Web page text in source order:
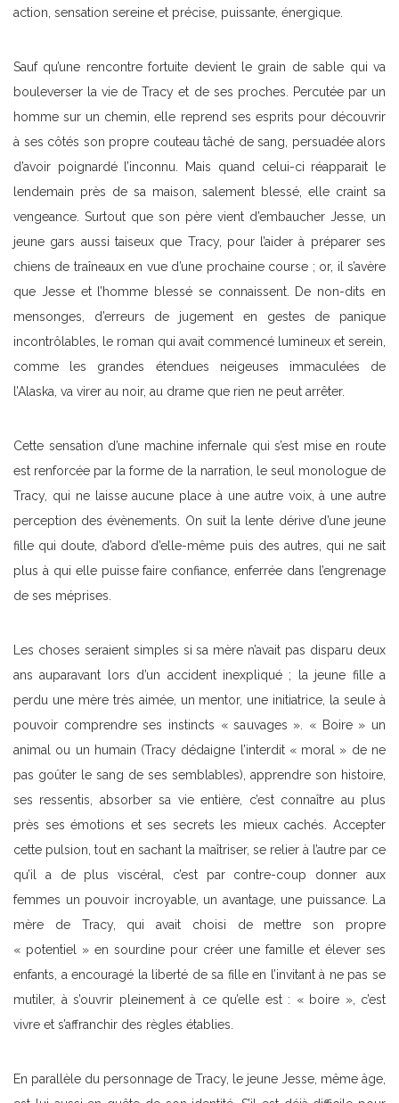
action, sensation sereine et précise, puissante, énergique.
Sauf qu’une rencontre fortuite devient le grain de sable qui va
bouleverser la vie de Tracy et de ses proches. Percutée par un
homme sur un chemin, elle reprend ses esprits pour découvrir
à ses côtés son propre couteau tâché de sang, persuadée alors
d’avoir poignardé l’inconnu. Mais quand celui-ci réapparait le
lendemain près de sa maison, salement blessé, elle craint sa
vengeance. Surtout que son père vient d’embaucher Jesse, un
jeune gars aussi taiseux que Tracy, pour l’aider à préparer ses
chiens de traîneaux en vue d’une prochaine course ; or, il s’avère
que Jesse et l’homme blessé se connaissent. De non-dits en
mensonges, d’erreurs de jugement en gestes de panique
incontrôlables, le roman qui avait commencé lumineux et serein,
comme les grandes étendues neigeuses immaculées de
l’Alaska, va virer au noir, au drame que rien ne peut arrêter.
Cette sensation d’une machine infernale qui s’est mise en route
est renforcée par la forme de la narration, le seul monologue de
Tracy, qui ne laisse aucune place à une autre voix, à une autre
perception des évènements. On suit la lente dérive d’une jeune
fille qui doute, d’abord d’elle-même puis des autres, qui ne sait
plus à qui elle puisse faire confiance, enferrée dans l’engrenage
de ses méprises.
Les choses seraient simples si sa mère n’avait pas disparu deux
ans auparavant lors d’un accident inexpliqué ; la jeune fille a
perdu une mère très aimée, un mentor, une initiatrice, la seule à
pouvoir comprendre ses instincts « sauvages ». « Boire » un
animal ou un humain (Tracy dédaigne l’interdit « moral » de ne
pas goûter le sang de ses semblables), apprendre son histoire,
ses ressentis, absorber sa vie entière, c’est connaître au plus
près ses émotions et ses secrets les mieux cachés. Accepter
cette pulsion, tout en sachant la maîtriser, se relier à l’autre par ce
qu’il a de plus viscéral, c’est par contre-coup donner aux
femmes un pouvoir incroyable, un avantage, une puissance. La
mère de Tracy, qui avait choisi de mettre son propre
« potentiel » en sourdine pour créer une famille et élever ses
enfants, a encouragé la liberté de sa fille en l’invitant à ne pas se
mutiler, à s’ouvrir pleinement à ce qu’elle est : « boire », c’est
vivre et s’affranchir des règles établies.
En parallèle du personnage de Tracy, le jeune Jesse, même âge,